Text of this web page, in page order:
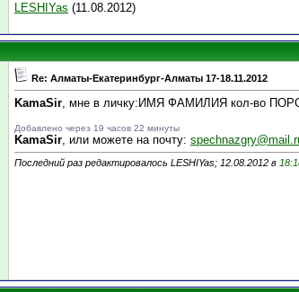
LESHIYas (11.08.2012)
Re: Алматы-Екатеринбург-Алматы 17-18.11.2012
KamaSir, мне в личку:ИМЯ ФАМИЛИЯ кол-во
Добавлено через 19 часов 22 минуты
KamaSir, или можете на почту:
Последний раз редактировалось LESHIYas; 12.08.2012 в